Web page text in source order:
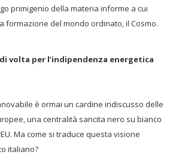
primigenio della materia informe a cui
formazione del mondo ordinato, il Cosmo.
volta per l’indipendenza energetica
è ormai un cardine indiscusso delle
una centralità sancita nero su bianco
Ma come si traduce questa visione
italiano?